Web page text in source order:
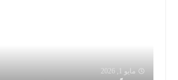
مايو 1, 2026